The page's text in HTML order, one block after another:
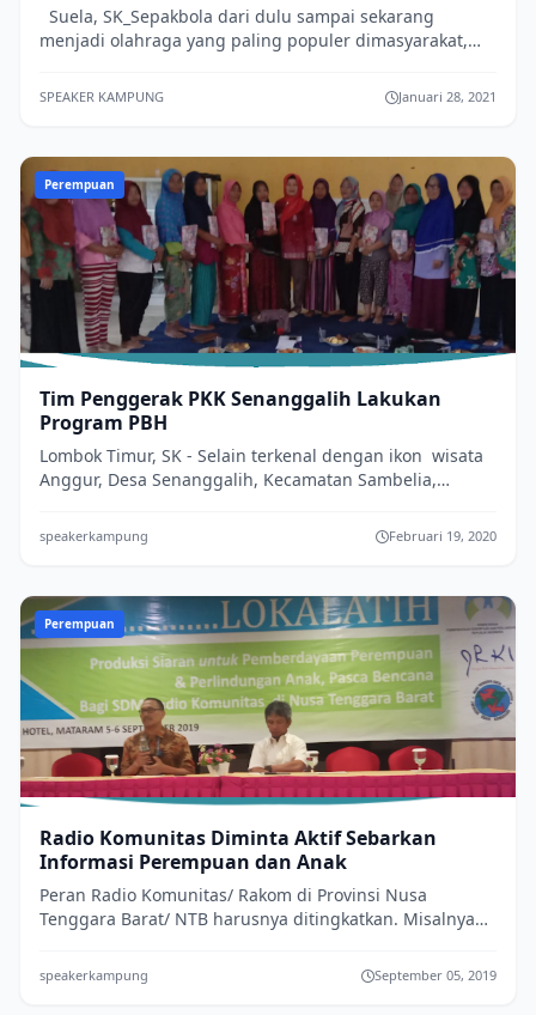
Suela, SK_Sepakbola dari dulu sampai sekarang
menjadi olahraga yang paling populer dimasyarakat,
SPEAKER KAMPUNG Januari 28, 2021
Perempuan
Tim Penggerak PKK Senanggalih Lakukan
Program PBH
Lombok Timur, SK - Selain terkenal dengan ikon wisata
Anggur, Desa Senanggalih, Kecamatan Sambelia,
speakerkampung Februari 19, 2020
Perempuan
Radio Komunitas Diminta Aktif Sebarkan
Informasi Perempuan dan Anak
Peran Radio Komunitas/ Rakom di Provinsi Nusa
Tenggara Barat/ NTB harusnya ditingkatkan. Misalnya
speakerkampung September 05, 2019